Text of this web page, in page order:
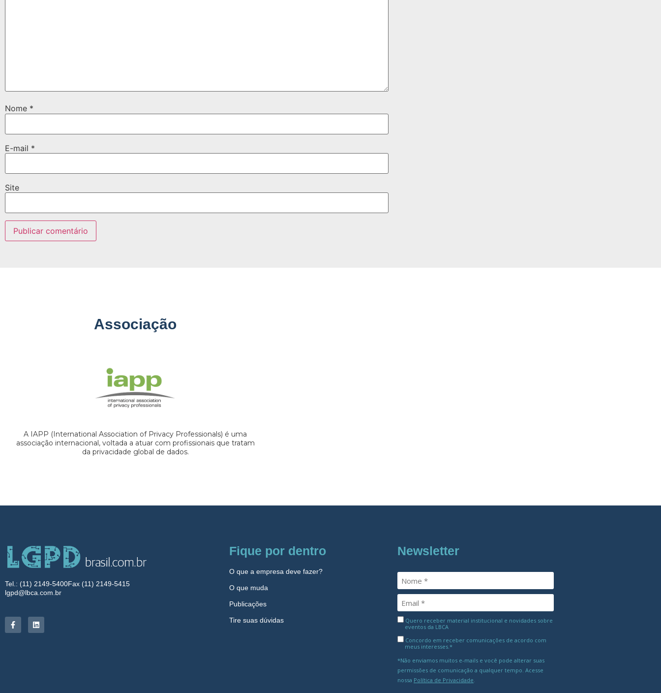
Nome *
E-mail *
Site
Associação
A IAPP (International Association of Privacy Professionals) é uma
associação internacional, voltada a atuar com profissionais que tratam
da privacidade global de dados.
Tel.: (11) 2149-5400Fax (11) 2149-5415
lgpd@lbca.com.br
Fique por dentro
O que a empresa deve fazer?
O que muda
Publicações
Tire suas dúvidas
Newsletter
Quero receber material institucional e novidades sobre
eventos da LBCA
Concordo em receber comunicações de acordo com
meus interesses.*
*Não enviamos muitos e-mails e você pode alterar suas
permissões de comunicação a qualquer tempo. Acesse
nossa Política de Privacidade.